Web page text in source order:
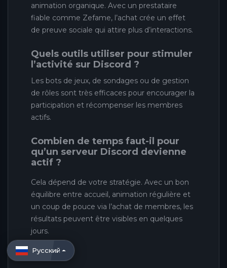
animation organique. Avec un prestataire
fiable comme Zefame, l’achat crée un effet
de preuve sociale qui attire plus d’interactions.
Quels outils utiliser pour stimuler
l’activité sur Discord ?
Les bots de jeux, de sondages ou de gestion
de rôles sont très efficaces pour encourager la
participation et récompenser les membres
actifs.
Combien de temps faut-il pour
qu’un serveur Discord devienne
actif ?
Cela dépend de votre stratégie. Avec un bon
équilibre entre accueil, animation régulière et
un coup de pouce via l’achat de membres, les
résultats peuvent être visibles en quelques
jours.
Русский